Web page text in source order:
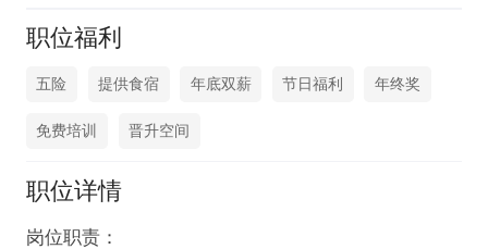
职位福利
五险 提供食宿 年底双薪 节日福利 年终奖
免费培训 晋升空间
职位详情
岗位职责：